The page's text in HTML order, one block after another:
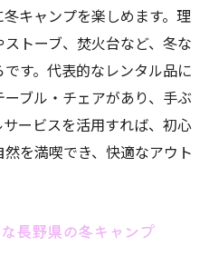
キャンプを楽しめます。理
トーブ、焚火台など、冬な
す。代表的なレンタル品に
ブル・チェアがあり、手ぶ
ービスを活用すれば、初心
を満喫でき、快適なアウト
長野県の冬キャンプ